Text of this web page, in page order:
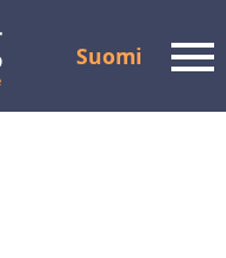
Suomi